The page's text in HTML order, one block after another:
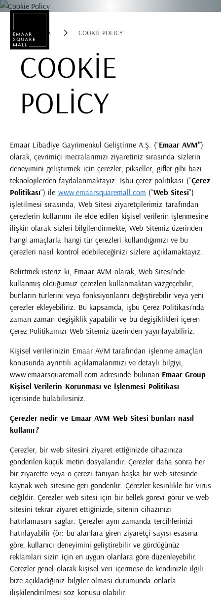
ANA SAYFA COOKIE POLICY
COOKIE
POLICY
Emaar Libadiye Gayrimenkul Geliştirme A.Ş. (“Emaar AVM”)
olarak, çevrimiçi mecralarımızı ziyaretiniz sırasında sizlerin
deneyimini geliştirmek için çerezler, pikseller, gifler gibi bazı
teknolojilerden faydalanmaktayız. İşbu çerez politikası (“Çerez
Politikası”) ile www.emaarsquaremall.com (“Web Sitesi”)
işletilmesi sırasında, Web Sitesi ziyaretçilerimiz tarafından
çerezlerin kullanımı ile elde edilen kişisel verilerin işlenmesine
ilişkin olarak sizleri bilgilendirmekte, Web Sitemiz üzerinden
hangi amaçlarla hangi tür çerezleri kullandığımızı ve bu
çerezleri nasıl kontrol edebileceğinizi sizlere açıklamaktayız.
Belirtmek isteriz ki, Emaar AVM olarak, Web Sitesi’nde
kullanmış olduğumuz çerezleri kullanmaktan vazgeçebilir,
bunların türlerini veya fonksiyonlarını değiştirebilir veya yeni
çerezler ekleyebiliriz. Bu kapsamda, işbu Çerez Politikası’nda
zaman zaman değişiklik yapabilir ve bu değişiklikleri içeren
Çerez Politikamızı Web Sitemiz üzerinden yayınlayabiliriz.
Kişisel verilerinizin Emaar AVM tarafından işlenme amaçları
konusunda ayrıntılı açıklamalarımızı ve detaylı bilgiyi,
www.emaarsquaremall.comadresinde bulunan Emaar Group
Kişisel Verilerin Korunması ve İşlenmesi Politikası
içerisinde bulabilirsiniz.
Çerezler nedir ve Emaar AVM Web Sitesi bunları nasıl
kullanır?
Çerezler, bir web sitesini ziyaret ettiğinizde cihazınıza
gönderilen küçük metin dosyalarıdır. Çerezler daha sonra her
bir ziyarette veya o çerezi tanıyan başka bir web sitesinde
kaynak web sitesine geri gönderilir. Çerezler kesinlikle bir virüs
değildir. Çerezler web sitesi için bir bellek görevi görür ve web
sitesini tekrar ziyaret ettiğinizde, sitenin cihazınızı
hatırlamasını sağlar. Çerezler aynı zamanda tercihlerinizi
hatırlayabilir (ör: bu alanlara giren ziyaretçi sayısı esasına
göre, kullanıcı deneyimini geliştirebilir ve gördüğünüz
reklamları sizin için en uygun olanlara göre düzenleyebilir.
Çerezler genel olarak kişisel veri içermese de kendinizle ilgili
bize açıkladığınız bilgiler olması durumunda onlarla
ilişkilendirilmesi söz konusu olabilir.
Mağaza, restaurant, etkinlik arama
POPÜLER ARAMALAR
Kampanyalar Etkinlik